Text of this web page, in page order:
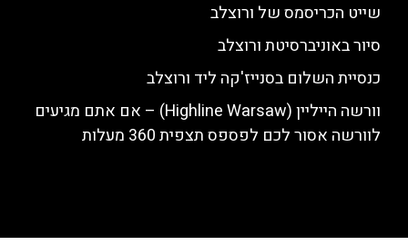
שייט הכריסמס של ורוצלב
סיור באוניברסיטת ורוצלב
כנסיית השלום בסנייז'קה ליד ורוצלב
וורשה הייליין (Highline Warsaw) – אם אתם מגיעים
לוורשה אסור לכם לפספס תצפית 360 מעלות